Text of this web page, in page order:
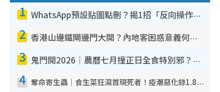
1 WhatsApp預設貼圖點刪？揭1招「反向操作」還原簡潔介面 附3步實測教學
2 香港山邊鐵閘邊門大開？內地客困惑意義何在！網民神回覆：呢種叫法理性防禦
3 鬼門開2026｜農曆七月撞正日全食特別邪？專家警告切忌做一事！揭4大禁忌+2招保平安
4 奪命寄生蟲｜食生菜狂瀉首現死者！疫潮惡化錄1.8萬宗病例 揭洗菜3大謬誤